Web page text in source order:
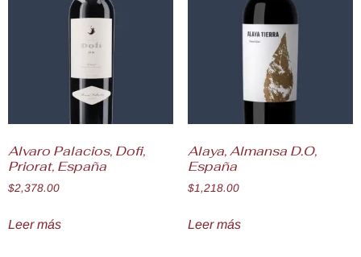
Alvaro Palacios, Dofi,
Priorat, España
$2,378.00
Leer más
Alaya, Almansa D.O,
España
$1,218.00
Leer más